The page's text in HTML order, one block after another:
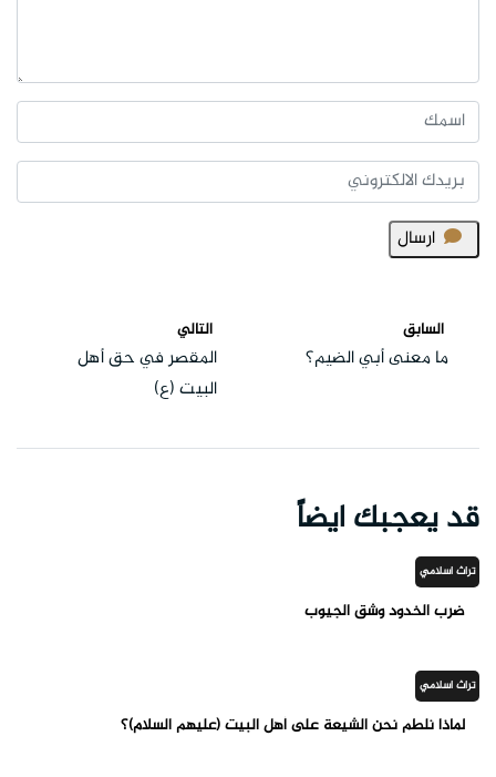
ارسال
السابق
ما معنى أبي الضيم؟
التالي
المقصر في حق أهل
البيت (ع)
قد يعجبك ايضاً
تراث اسلامي
ضرب الخدود وشق الجيوب
تراث اسلامي
لماذا نلطم نحن الشيعة على أهل البيت (عليهم السلام)؟